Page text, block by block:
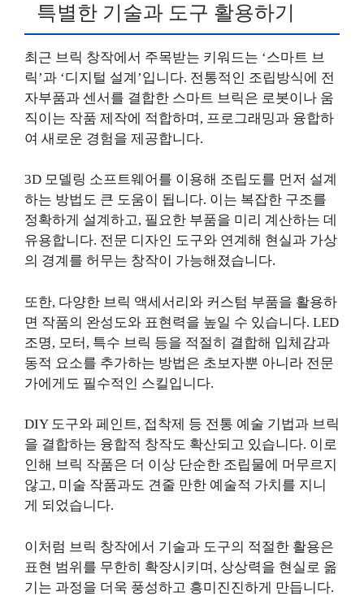
특별한 기술과 도구 활용하기
최근 브릭 창작에서 주목받는 키워드는 ‘스마트 브
릭’과 ‘디지털 설계’입니다. 전통적인 조립방식에 전
자부품과 센서를 결합한 스마트 브릭은 로봇이나 움
직이는 작품 제작에 적합하며, 프로그래밍과 융합하
여 새로운 경험을 제공합니다.
3D 모델링 소프트웨어를 이용해 조립도를 먼저 설계
하는 방법도 큰 도움이 됩니다. 이는 복잡한 구조를
정확하게 설계하고, 필요한 부품을 미리 계산하는 데
유용합니다. 전문 디자인 도구와 연계해 현실과 가상
의 경계를 허무는 창작이 가능해졌습니다.
또한, 다양한 브릭 액세서리와 커스텀 부품을 활용하
면 작품의 완성도와 표현력을 높일 수 있습니다. LED
조명, 모터, 특수 브릭 등을 적절히 결합해 입체감과
동적 요소를 추가하는 방법은 초보자뿐 아니라 전문
가에게도 필수적인 스킬입니다.
DIY 도구와 페인트, 접착제 등 전통 예술 기법과 브릭
을 결합하는 융합적 창작도 확산되고 있습니다. 이로
인해 브릭 작품은 더 이상 단순한 조립물에 머무르지
않고, 미술 작품과도 견줄 만한 예술적 가치를 지니
게 되었습니다.
이처럼 브릭 창작에서 기술과 도구의 적절한 활용은
표현 범위를 무한히 확장시키며, 상상력을 현실로 옮
기는 과정을 더욱 풍성하고 흥미진진하게 만듭니다.